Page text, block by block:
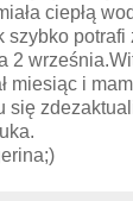
ciepłą
szybko
2
miesiąc i
się